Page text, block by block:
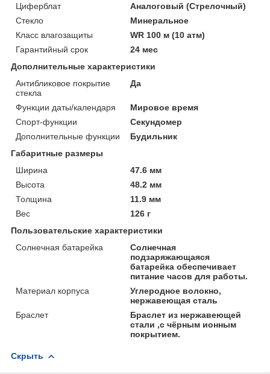
Циферблат
Аналоговый (Стрелочный)
Стекло
Минеральное
Класс влагозащиты
WR 100 м (10 атм)
Гарантийный срок
24 мес
Дополнительные характеристики
Антибликовое покрытие
стекла
Да
Функции даты/календаря
Мировое время
Спорт-функции
Секундомер
Дополнительные функции
Будильник
Габаритные размеры
Ширина
47.6 мм
Высота
48.2 мм
Толщина
11.9 мм
Вес
126 г
Пользовательские характеристики
Солнечная батарейка
Солнечная
подзаряжающаяся
батарейка обеспечивает
питание часов для работы.
Материал корпуса
Углеродное волокно,
нержавеющая сталь
Браслет
Браслет из нержавеющей
стали ,с чёрным ионным
покрытием.
Скрыть